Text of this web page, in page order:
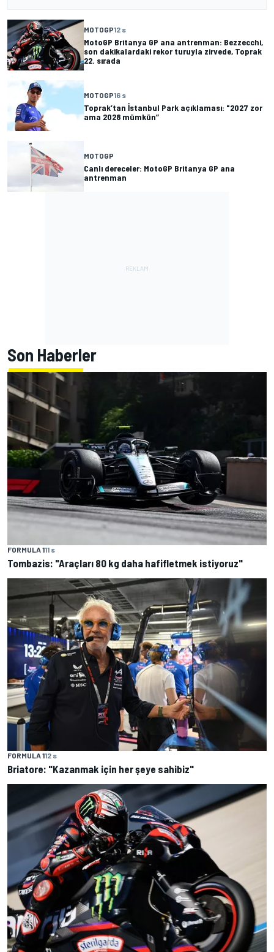
MOTOGP12 s
MotoGP Britanya GP ana antrenman: Bezzecchi,
son dakikalardaki rekor turuyla zirvede, Toprak
22. sırada
MOTOGP16 s
Toprak’tan İstanbul Park açıklaması: "2027 zor
ama 2028 mümkün”
MOTOGP
Canlı dereceler: MotoGP Britanya GP ana
antrenman
Son Haberler
FORMULA 111 s
Tombazis: "Araçları 80 kg daha hafifletmek istiyoruz"
FORMULA 112 s
Briatore: "Kazanmak için her şeye sahibiz"